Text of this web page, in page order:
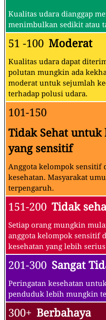
Kualitas udara dianggap
menimbulkan sedikit atau
51 -100 Moderat
Kualitas udara dapat
polutan mungkin ada
moderat untuk sejumlah
terhadap polusi udara.
101-150
Tidak Sehat
yang sensitif
Anggota kelompok sensitif
kesehatan. Masyarakat
terpengaruh.
151-200 Tidak
Setiap orang mungkin
anggota kelompok sensitif
kesehatan yang lebih serius
201-300 Sangat
Peringatan kesehatan
penduduk lebih mungkin
300+ Berbahaya